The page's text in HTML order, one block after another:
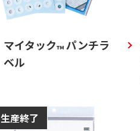
マイタック™パンチラ
ベル
生産終了